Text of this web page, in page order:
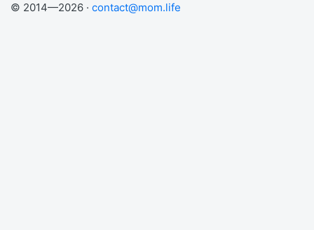
© 2014—2026 · contact@mom.life